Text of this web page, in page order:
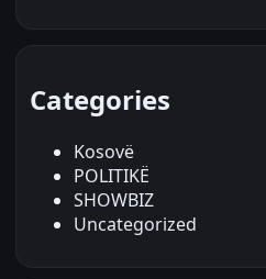
Categories
Kosovë
POLITIKË
SHOWBIZ
Uncategorized